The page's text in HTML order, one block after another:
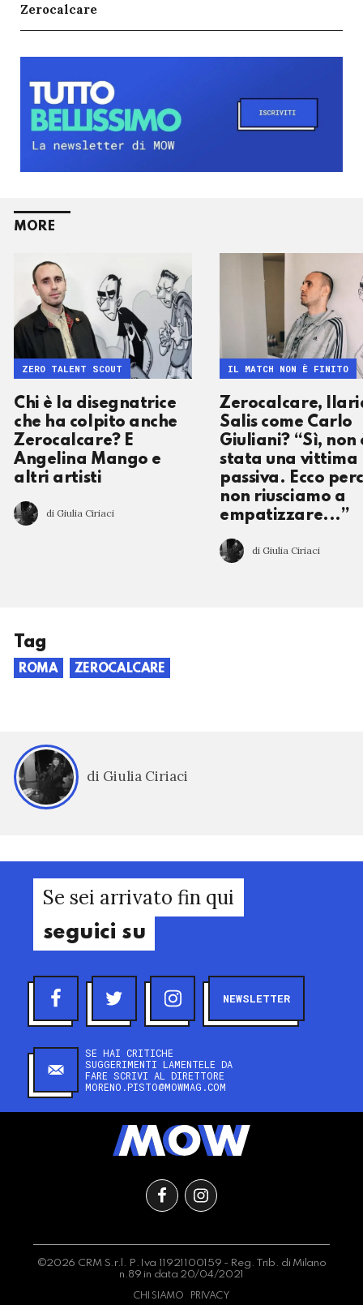
Zerocalcare
MORE
Chi è la disegnatrice
che ha colpito anche
Zerocalcare? E
Angelina Mango e
altri artisti
di Giulia Ciriaci
ZERO TALENT SCOUT
Zerocalcare,
Salis come Carlo
Giuliani? “Sì, non
stata una vittima
passiva. Ecco
non riusciamo a
empatizzare...”
di Giulia Ciriaci
IL MATCH NON È FINITO
Tag
ROMA ZEROCALCARE
di Giulia Ciriaci
Se sei arrivato fin qui
seguici su
NEWSLETTER
SE HAI CRITICHE
SUGGERIMENTI LAMENTELE DA
FARE SCRIVI AL DIRETTORE
MORENO.PISTO@MOWMAG.COM
©2026 CRM S.r.l. P.Iva 11921100159 - Reg. Trib. di Milano
n.89 in data 20/04/2021
CHI SIAMO PRIVACY